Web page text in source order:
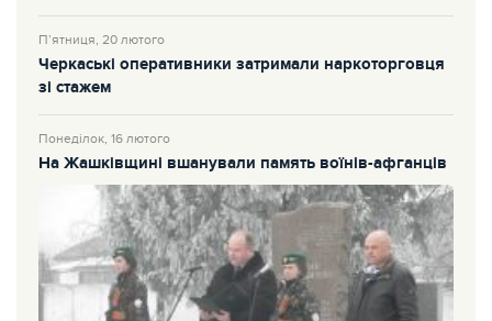
П’ятниця, 20 лютого
Черкаські оперативники затримали наркоторговця
зі стажем
Понеділок, 16 лютого
На Жашківщині вшанували память воїнів-афганців